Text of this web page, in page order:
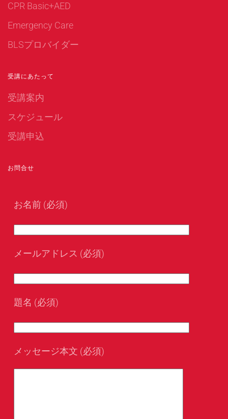
CPR Basic+AED
Emergency Care
BLSプロバイダー
受講にあたって
受講案内
スケジュール
受講申込
お問合せ
お名前 (必須)
メールアドレス (必須)
題名 (必須)
メッセージ本文 (必須)